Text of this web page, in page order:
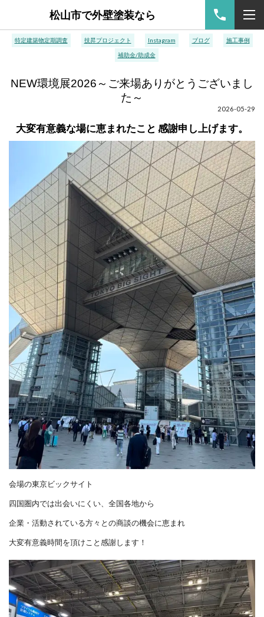
松山市で外壁塗装なら
特定建築物定期調査 技昇プロジェクト Instagram ブログ 施工事例
補助金/助成金
NEW環境展2026～ご来場ありがとうございまし
た～
2026-05-29
大変有意義な場に恵まれたこと 感謝申し上げます。
会場の東京ビックサイト
四国圏内では出会いにくい、全国各地から
企業・活動されている方々との商談の機会に恵まれ
大変有意義時間を頂けこと感謝します！